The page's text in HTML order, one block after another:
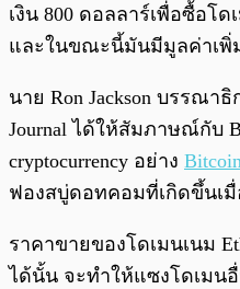
เงิน 800 ดอลลาร์เพื่อซื้อโด
และในขณะนี้มันมีมูลค่าเพิ่
นาย Ron Jackson บรรณาธิ
Journal ได้ให้สัมภาษณ์กับ
cryptocurrency อย่าง
ฟองสบู่ดอทคอมที่เกิดขึ้นเมื่
ราคาขายของโดเมนเนม
ได้นั้น จะทำให้แซงโดเมนอื่